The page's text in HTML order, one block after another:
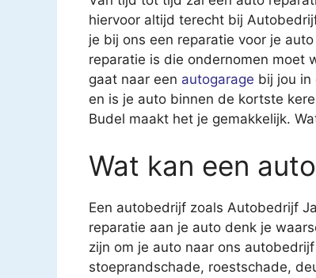
hiervoor altijd terecht bij
je bij ons een reparatie voor je
reparatie is die ondernomen moet
gaat naar een autogarage bij jou in
en is je auto binnen de kortste
Budel maakt het je gemakkelijk.
Wat kan een
Een autobedrijf zoals Autobedrijf
reparatie aan je auto denk je
zijn om je auto naar ons
stoeprandschade, roestschade,